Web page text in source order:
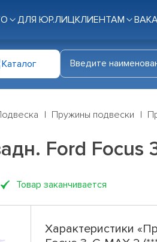
ДЛЯ ЮР.ЛИЦКЛИЕНТАМ
Каталог
Пружины подвески
Ford Focus
Товар заканчивается
Характеристики